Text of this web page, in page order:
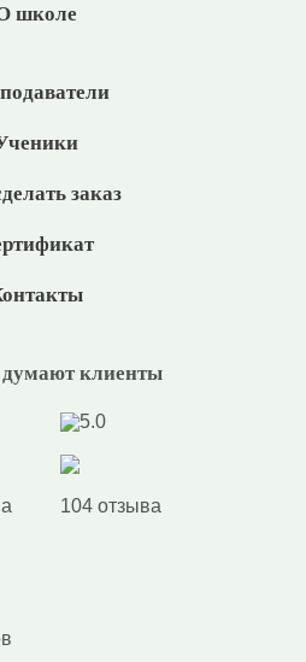
школе
заказ
думают клиенты
5.0
104 отзыва